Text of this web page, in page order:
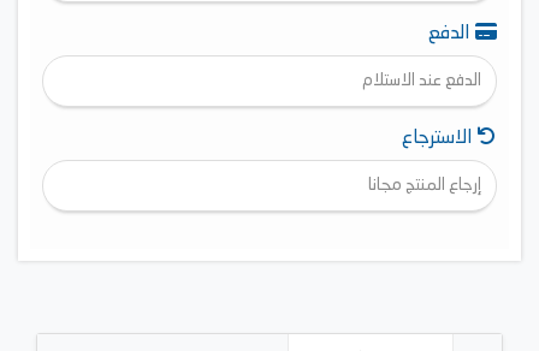
الدفع
الدفع عند الاستلام
الاسترجاع
إرجاع المنتج مجانا